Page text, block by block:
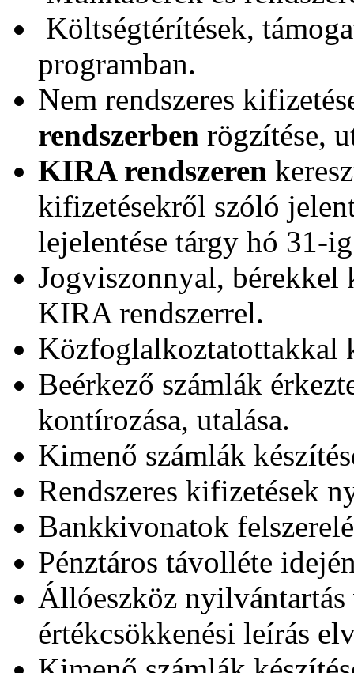
Költségtérítések,
programban.
Nem rendszeres
rendszerben rögzítése,
KIRA rendszeren
kifizetésekről szóló
lejelentése tárgy hó 31-
Jogviszonnyal, bérekkel
KIRA rendszerrel.
Közfoglalkoztatottakkal
Beérkező számlák
kontírozása, utalása.
Kimenő számlák
Rendszeres kifizetések
Bankkivonatok
Pénztáros távolléte
Állóeszköz nyilvántartás
értékcsökkenési leírás